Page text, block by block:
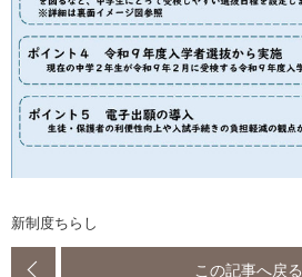
新制度ちらし
この記事へ戻る